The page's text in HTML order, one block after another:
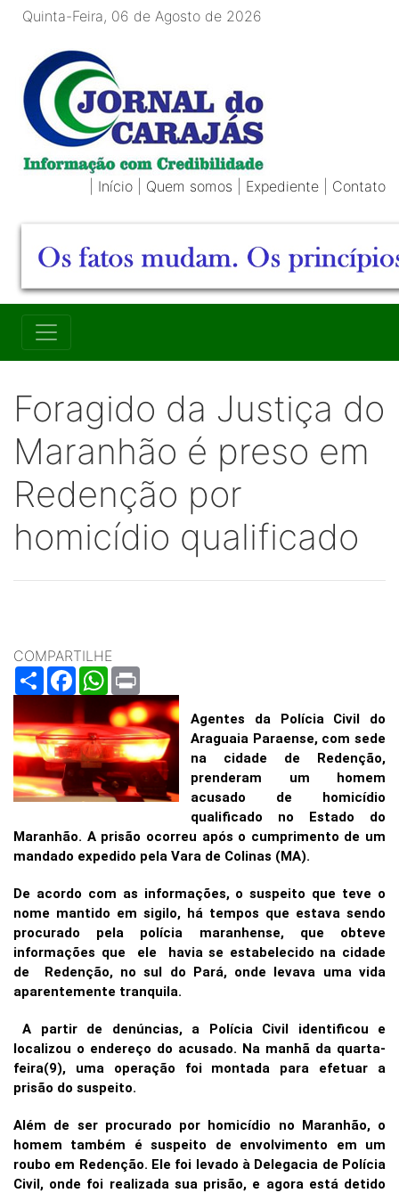
Quinta-Feira, 06 de Agosto de 2026
Início Quem somos Expediente Contato
Foragido da Justiça do
Maranhão é preso em
Redenção por
homicídio qualificado
COMPARTILHE
ShareFacebookWhatsApp
Agentes da Polícia Civil do
Araguaia Paraense, com sede
na cidade de Redenção,
prenderam um homem
acusado de homicídio
qualificado no Estado do
Maranhão. A prisão ocorreu após o cumprimento de um
mandado expedido pela Vara de Colinas (MA).
De acordo com as informações, o suspeito que teve o
nome mantido em sigilo, há tempos que estava sendo
procurado pela polícia maranhense, que obteve
informações que ele havia se estabelecido na cidade
de Redenção, no sul do Pará, onde levava uma vida
aparentemente tranquila.
A partir de denúncias, a Polícia Civil identificou e
localizou o endereço do acusado. Na manhã da quarta-
feira(9), uma operação foi montada para efetuar a
prisão do suspeito.
Além de ser procurado por homicídio no Maranhão, o
homem também é suspeito de envolvimento em um
roubo em Redenção. Ele foi levado à Delegacia de Polícia
Civil, onde foi realizada sua prisão, e agora está detido